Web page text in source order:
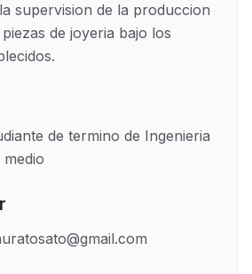
supervision de la produccion
de joyeria bajo los
de termino de Ingenieria